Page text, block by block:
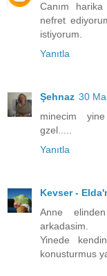
Canım
nefret
istiyorum.
Yanıtla
Şehnaz 30
minecim yine
gzel.....
Yanıtla
Kevser -
Anne
arkadasim.
Yinede
konusturmus